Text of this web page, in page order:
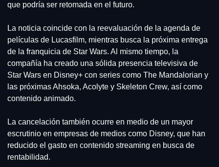
que podría ser retomada en el futuro.
La noticia coincide con la reevaluación de la agenda de
películas de Lucasfilm, mientras busca la próxima entrega
de la franquicia de Star Wars. Al mismo tiempo, la
compañía ha creado una sólida presencia televisiva de
Star Wars en Disney+ con series como The Mandalorian y
las próximas Ahsoka, Acolyte y Skeleton Crew, así como
contenido animado.
La cancelación también ocurre en medio de un mayor
escrutinio en empresas de medios como Disney, que han
reducido el gasto en contenido streaming en busca de
rentabilidad.